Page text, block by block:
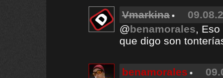
Vmarkina
@benamorales,
que digo son
benamorales